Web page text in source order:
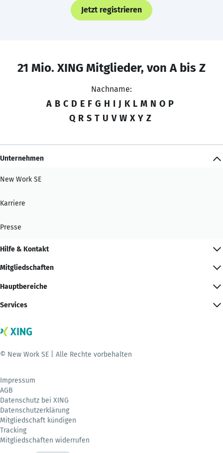
Jetzt registrieren
21 Mio. XING Mitglieder, von A bis Z
Nachname:
A B C D E F G H I J K L M N O P
Q R S T U V W X Y Z
Unternehmen
New Work SE
Karriere
Presse
Hilfe & Kontakt
Mitgliedschaften
Hauptbereiche
Services
© New Work SE | Alle Rechte vorbehalten
Impressum
AGB
Datenschutz bei XING
Datenschutzerklärung
Mitgliedschaft kündigen
Tracking
Mitgliedschaften widerrufen